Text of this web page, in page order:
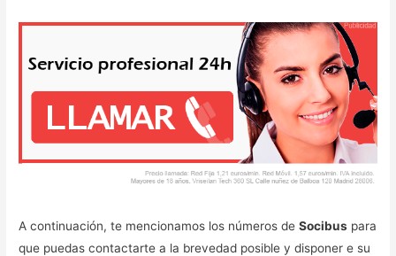
A continuación, te mencionamos los números deSocibus para
que puedas contactarte a la brevedad posible y disponer e su